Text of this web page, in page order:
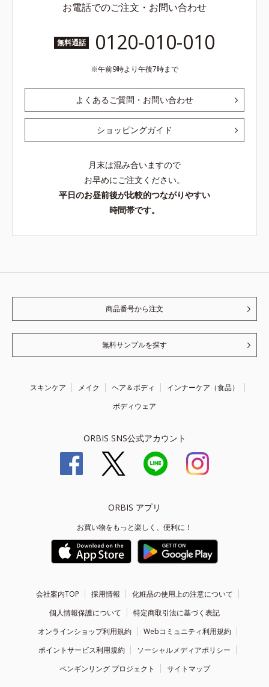
お電話でのご注文・お問い合わせ
無料通話 0120-010-010
午前9時より午後7時まで
よくあるご質問・お問い合わせ
ショッピングガイド
月末は混み合いますので
お早めにご注文ください。
平日のお昼前後が比較的つながりやすい
時間帯です。
商品番号から注文
無料サンプルを探す
スキンケア メイク ヘア＆ボディ
インナーケア（食品）
ボディウェア
ORBIS SNS公式アカウント
ORBIS アプリ
お買い物をもっと楽しく、便利に！
会社案内TOP 採用情報
化粧品の使用上の注意について
個人情報保護について
特定商取引法に基づく表記
オンラインショップ利用規約
Webコミュニティ利用規約
ポイントサービス利用規約
ソーシャルメディアポリシー
ペンギンリング プロジェクト
サイトマップ